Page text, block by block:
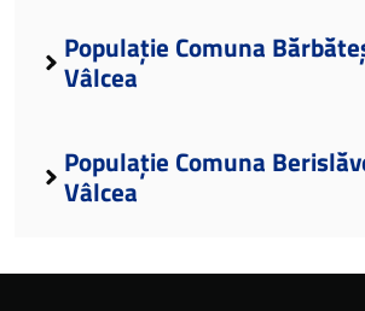
Populație Comuna
Vâlcea
Populație Comuna
Vâlcea